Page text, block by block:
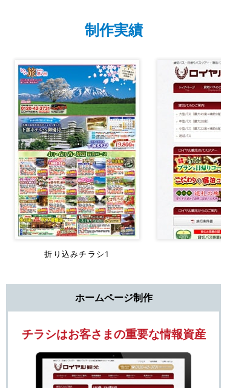
制作実績
折り込みチラシ1
ホームページ制作
チラシはお客さまの重要な情報資産